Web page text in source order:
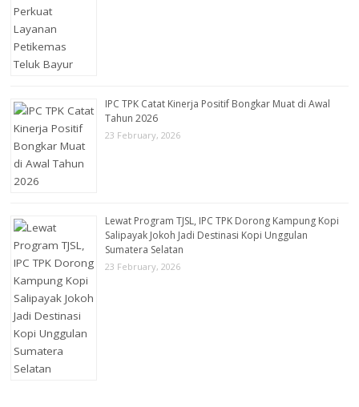
IPC TPK Catat Kinerja Positif Bongkar Muat di Awal
Tahun 2026
23 February, 2026
Lewat Program TJSL, IPC TPK Dorong Kampung Kopi
Salipayak Jokoh Jadi Destinasi Kopi Unggulan
Sumatera Selatan
23 February, 2026